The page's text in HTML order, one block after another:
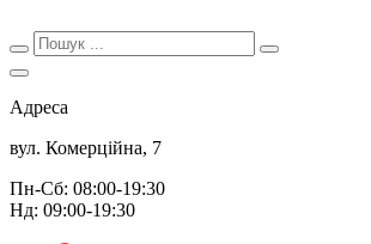
Адреса
вул. Комерційна, 7
Пн-Сб: 08:00-19:30
Нд: 09:00-19:30